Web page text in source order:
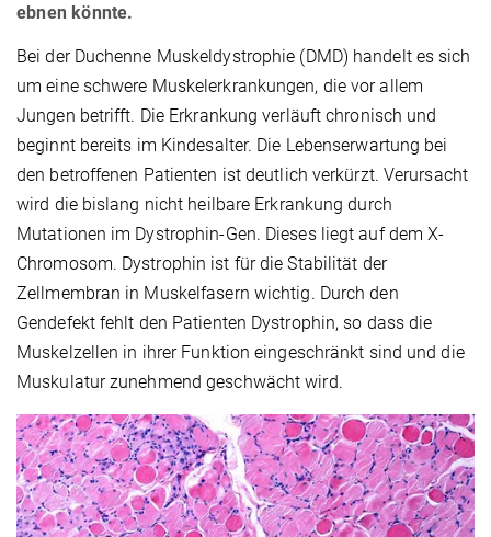
ebnen könnte.
Bei der Duchenne Muskeldystrophie (DMD) handelt es sich
um eine schwere Muskelerkrankungen, die vor allem
Jungen betrifft. Die Erkrankung verläuft chronisch und
beginnt bereits im Kindesalter. Die Lebenserwartung bei
den betroffenen Patienten ist deutlich verkürzt. Verursacht
wird die bislang nicht heilbare Erkrankung durch
Mutationen im Dystrophin-Gen. Dieses liegt auf dem X-
Chromosom. Dystrophin ist für die Stabilität der
Zellmembran in Muskelfasern wichtig. Durch den
Gendefekt fehlt den Patienten Dystrophin, so dass die
Muskelzellen in ihrer Funktion eingeschränkt sind und die
Muskulatur zunehmend geschwächt wird.